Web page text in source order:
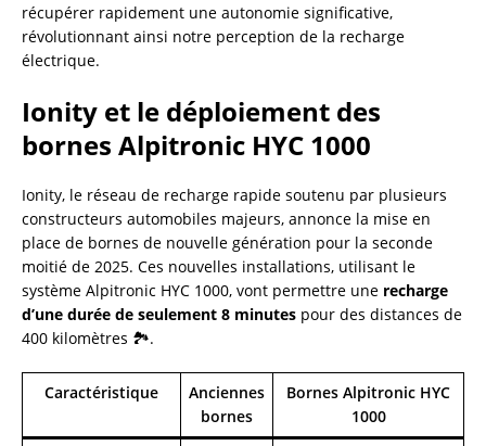
récupérer rapidement une autonomie significative,
révolutionnant ainsi notre perception de la recharge
électrique.
Ionity et le déploiement des
bornes Alpitronic HYC 1000
Ionity, le réseau de recharge rapide soutenu par plusieurs
constructeurs automobiles majeurs, annonce la mise en
place de bornes de nouvelle génération pour la seconde
moitié de 2025. Ces nouvelles installations, utilisant le
système Alpitronic HYC 1000, vont permettre une recharge
d’une durée de seulement 8 minutes pour des distances de
400 kilomètres 🏞️.
Caractéristique
Anciennes
bornes
Bornes Alpitronic HYC
1000